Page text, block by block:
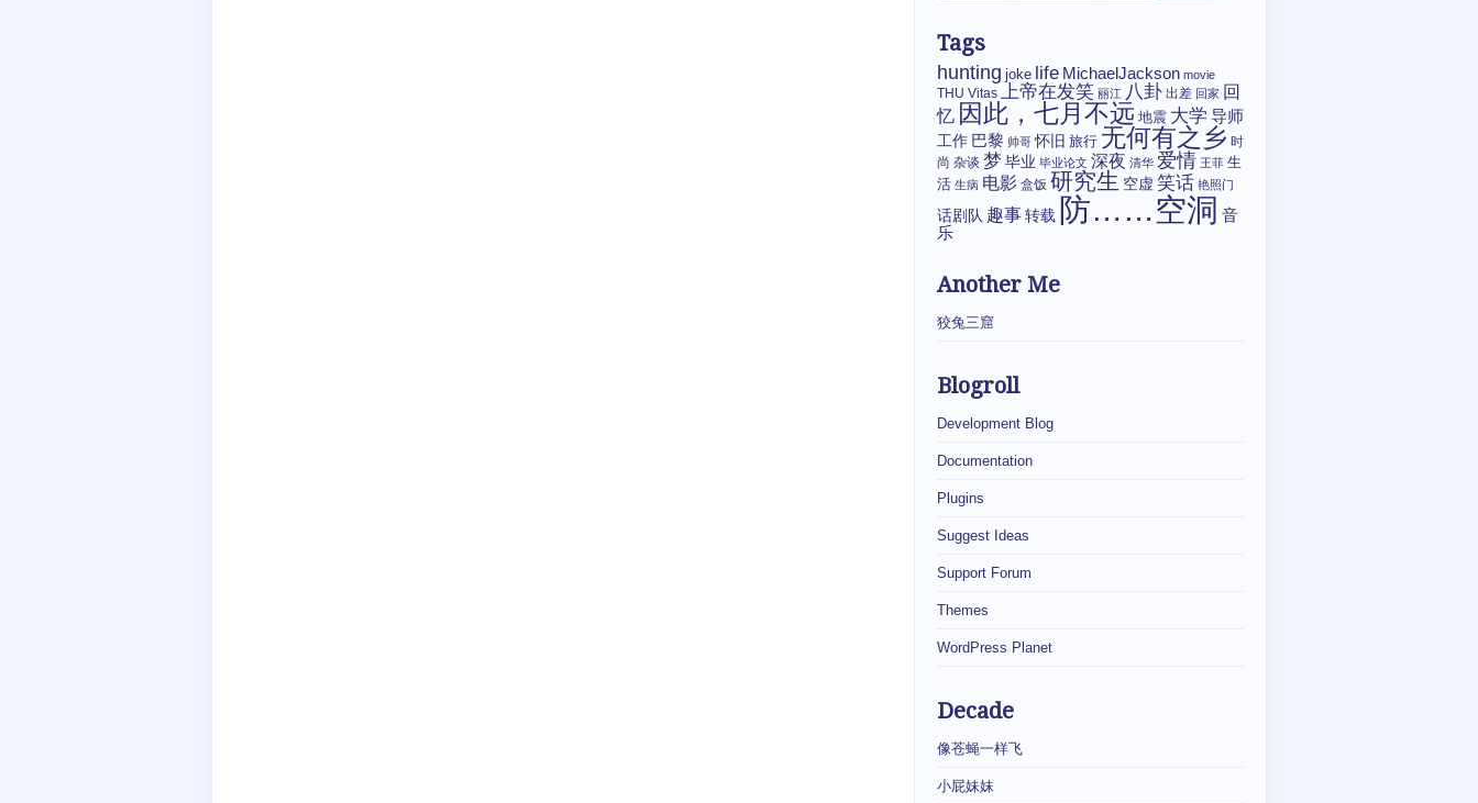
Tags
hunting joke life MichaelJackson movie
THU Vitas 上帝在发笑 丽江 八卦 出差 回家 回
忆 因此，七月不远 地震 大学 导师
工作 巴黎 帅哥 怀旧 旅行 无何有之乡 时
尚 杂谈 梦 毕业 毕业论文 深夜 清华 爱情 王菲 生
活 生病 电影 盒饭 研究生 空虚 笑话 艳照门
话剧队 趣事转载 防……空洞 音
乐
Another Me
狡兔三窟
Blogroll
Development Blog
Documentation
Plugins
Suggest Ideas
Support Forum
Themes
WordPress Planet
Decade
像苍蝇一样飞
小屁妹妹